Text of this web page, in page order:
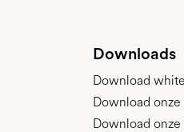
Downloads
Download
Download
Download onze